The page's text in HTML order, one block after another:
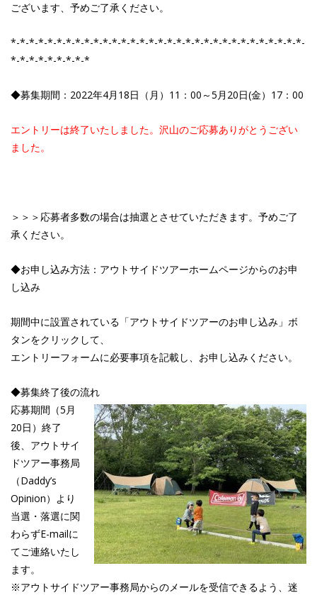
ございます、予めご了承ください。
*-*-*-*-*-*-*-*-*-*-*-*-*-*-*-*-*-*-*-*-*-*-*-*-*-*-*-*-*-*-*-*-
*-*-*-*-*-*-*-*-*
◆募集期間：2022年4月18日（月）11：00～5月20日(金）17：00
エントリーは終了いたしました。沢山のご応募ありがとうござい
ました。
＞＞＞応募者多数の場合は抽選とさせていただきます。予めご了
承ください。
◆お申し込み方法：アウトサイドツアーホームページからのお申
し込み
期間中に設置されている「アウトサイドツアーのお申し込み」ボ
タンをクリックして、
エントリーフォームに必要事項を記載し、お申し込みください。
◆募集終了後の流れ
応募期間（5月
20日）終了
後、アウトサイ
ドツアー事務局
（Daddy’s
Opinion）より
当選・落選に関
わらずE-mailに
てご連絡いたし
ます。
※アウトサイドツアー事務局からのメールを受信できるよう、迷